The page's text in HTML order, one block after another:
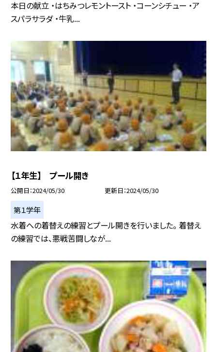
本日の献立 ・はちみつレモントースト ・コーンシチュー ・ア
スパラサラダ ・牛乳...
【１年生】 プール開き
公開日 2024/05/30 更新日 2024/05/30
第１学年
水着への着替えの練習とプール開きを行いました。 着替え
の練習では、悪戦苦闘しなが...